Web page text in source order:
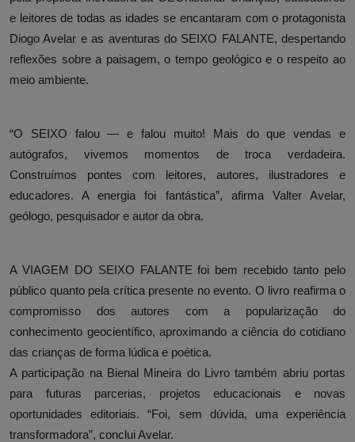
e leitores de todas as idades se encantaram com o protagonista
Diogo Avelar e as aventuras do SEIXO FALANTE, despertando
reflexões sobre a paisagem, o tempo geológico e o respeito ao
meio ambiente.
“O SEIXO falou — e falou muito! Mais do que vendas e
autógrafos, vivemos momentos de troca verdadeira.
Construímos pontes com leitores, autores, ilustradores e
educadores. A energia foi fantástica”, afirma Valter Avelar,
geólogo, pesquisador e autor da obra.
A VIAGEM DO SEIXO FALANTE foi bem recebido tanto pelo
público quanto pela crítica presente no evento. O livro reafirma o
compromisso dos autores com a popularização do
conhecimento geocientífico, aproximando a ciência do cotidiano
das crianças de forma lúdica e poética.
A participação na Bienal Mineira do Livro também abriu portas
para futuras parcerias, projetos educacionais e novas
oportunidades editoriais. “Foi, sem dúvida, uma experiência
transformadora”, conclui Avelar.